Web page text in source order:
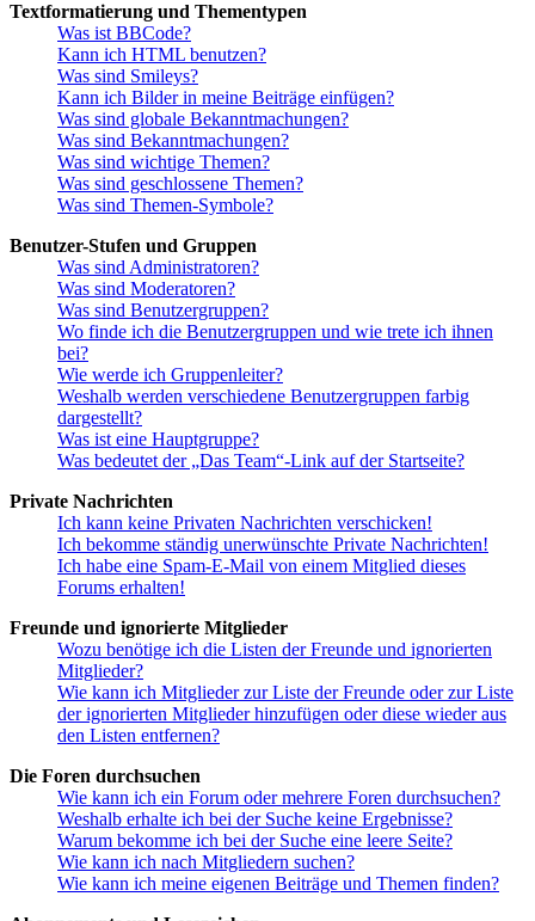
Textformatierung und Thementypen
Was ist BBCode?
Kann ich HTML benutzen?
Was sind Smileys?
Kann ich Bilder in meine Beiträge einfügen?
Was sind globale Bekanntmachungen?
Was sind Bekanntmachungen?
Was sind wichtige Themen?
Was sind geschlossene Themen?
Was sind Themen-Symbole?
Benutzer-Stufen und Gruppen
Was sind Administratoren?
Was sind Moderatoren?
Was sind Benutzergruppen?
Wo finde ich die Benutzergruppen und wie trete ich ihnen
bei?
Wie werde ich Gruppenleiter?
Weshalb werden verschiedene Benutzergruppen farbig
dargestellt?
Was ist eine Hauptgruppe?
Was bedeutet der „Das Team“-Link auf der Startseite?
Private Nachrichten
Ich kann keine Privaten Nachrichten verschicken!
Ich bekomme ständig unerwünschte Private Nachrichten!
Ich habe eine Spam-E-Mail von einem Mitglied dieses
Forums erhalten!
Freunde und ignorierte Mitglieder
Wozu benötige ich die Listen der Freunde und ignorierten
Mitglieder?
Wie kann ich Mitglieder zur Liste der Freunde oder zur Liste
der ignorierten Mitglieder hinzufügen oder diese wieder aus
den Listen entfernen?
Die Foren durchsuchen
Wie kann ich ein Forum oder mehrere Foren durchsuchen?
Weshalb erhalte ich bei der Suche keine Ergebnisse?
Warum bekomme ich bei der Suche eine leere Seite?
Wie kann ich nach Mitgliedern suchen?
Wie kann ich meine eigenen Beiträge und Themen finden?